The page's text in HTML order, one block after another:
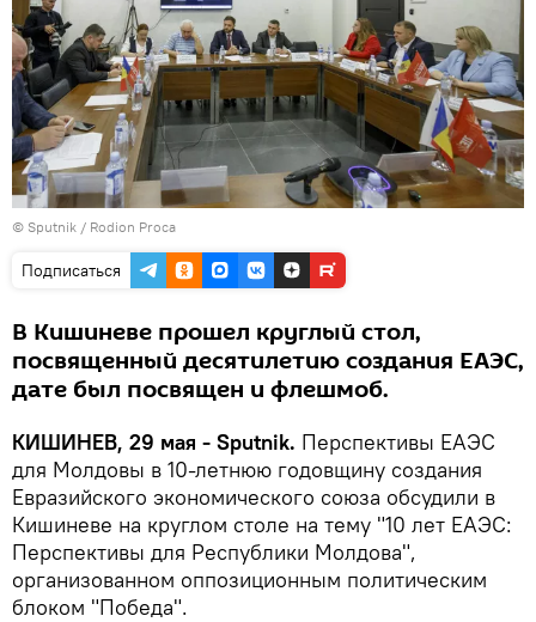
© Sputnik / Rodion Proca
Подписаться
В Кишиневе прошел круглый стол,
посвященный десятилетию создания ЕАЭС,
дате был посвящен и флешмоб.
КИШИНЕВ, 29 мая - Sputnik. Перспективы ЕАЭС
для Молдовы в 10-летнюю годовщину создания
Евразийского экономического союза обсудили в
Кишиневе на круглом столе на тему "10 лет ЕАЭС:
Перспективы для Республики Молдова",
организованном оппозиционным политическим
блоком "Победа".